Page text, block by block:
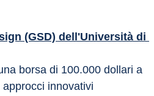
(GSD) dell'Università di
borsa di 100.000 dollari a
innovativi